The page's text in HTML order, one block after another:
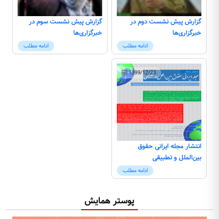
گزارش پیش نشست دوم در
خبرگزاری‌ها
ادامه مطلب
گزارش پیش نشست سوم در
خبرگزاری‌ها
ادامه مطلب
1399/12/23
انتشار مجله ایرانی حقوق
بین‌الملل و تطبیقی
ادامه مطلب
پوستر همایش